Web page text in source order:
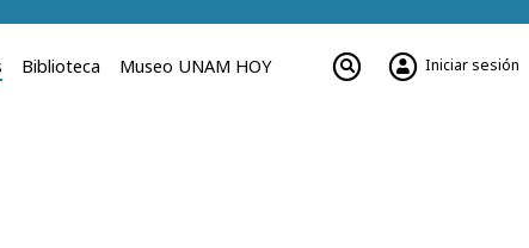
Biblioteca Museo UNAM HOY Iniciar sesión